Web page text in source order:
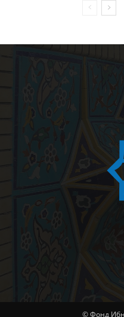
© Фонд